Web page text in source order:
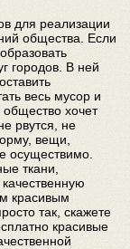
для реализации
общества. Если
городов. В ней
весь мусор и
хочет
рвутся, не
вещи,
осуществимо.
ткани,
красивым
так, скажете
красивые